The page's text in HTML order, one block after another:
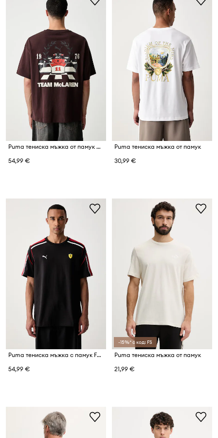
Puma тениска мъжка от памук McLaren
54,99 €
Puma тениска мъжка от памук
30,99 €
Puma тениска мъжка с памук Ferrari
54,99 €
-15%* с код: FS
Puma тениска мъжка от памук
21,99 €